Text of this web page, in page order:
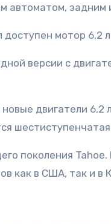
автоматом,
мотор 6,2
версии с
двигатели 6,2
поколения
как в США, так и в